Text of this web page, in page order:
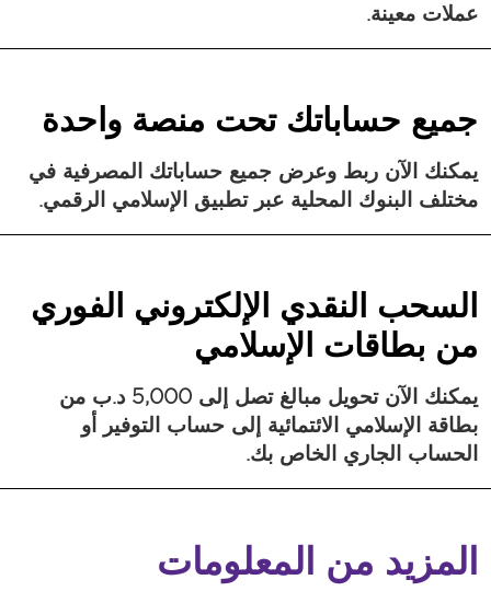
عملات معينة.
جميع حساباتك تحت منصة واحدة
يمكنك الآن ربط وعرض جميع حساباتك المصرفية في
مختلف البنوك المحلية عبر تطبيق الإسلامي الرقمي.
السحب النقدي الإلكتروني الفوري
من بطاقات الإسلامي
يمكنك الآن تحويل مبالغ تصل إلى 5,000 د.ب من
بطاقة الإسلامي الائتمائية إلى حساب التوفير أو
الحساب الجاري الخاص بك.
المزيد من المعلومات